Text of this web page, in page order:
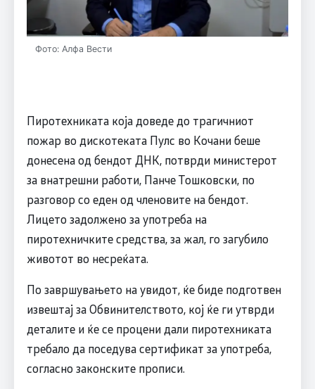
Фото: Алфа Вести
Пиротехниката која доведе до трагичниот
пожар во дискотеката Пулс во Кочани беше
донесена од бендот ДНК, потврди министерот
за внатрешни работи, Панче Тошковски, по
разговор со еден од членовите на бендот.
Лицето задолжено за употреба на
пиротехничките средства, за жал, го загубило
животот во несреќата.
По завршувањето на увидот, ќе биде подготвен
извештај за Обвинителството, кој ќе ги утврди
деталите и ќе се процени дали пиротехниката
требало да поседува сертификат за употреба,
согласно законските прописи.